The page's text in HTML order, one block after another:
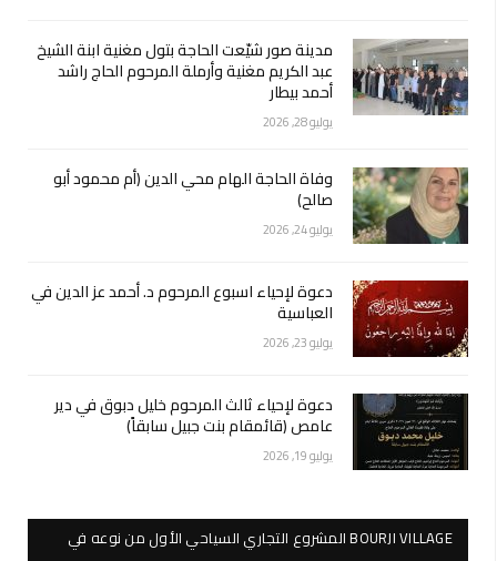
مدينة صور شيّعت الحاجة بتول مغنية ابنة الشيخ
عبد الكريم مغنية وأرملة المرحوم الحاج راشد
أحمد بيطار
يوليو 28, 2026
وفاة الحاجة الهام محي الدين (أم محمود أبو
صالح)
يوليو 24, 2026
دعوة لإحياء اسبوع المرحوم د. أحمد عز الدين في
العباسية
يوليو 23, 2026
دعوة لإحياء ثالث المرحوم خليل دبوق في دير
عامص (قائمقام بنت جبيل سابقاً)
يوليو 19, 2026
BOURJI VILLAGE المشروع التجاري السياحي الأول من نوعه في